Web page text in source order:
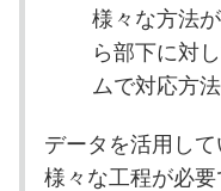
様々な方法
ら部下に対
ムで対応方
データを活用し
様々な工程が必